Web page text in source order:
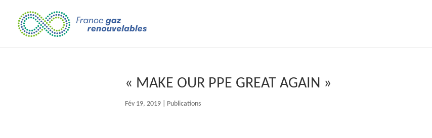
« MAKE OUR PPE GREAT AGAIN »
Fév 19, 2019| Publications